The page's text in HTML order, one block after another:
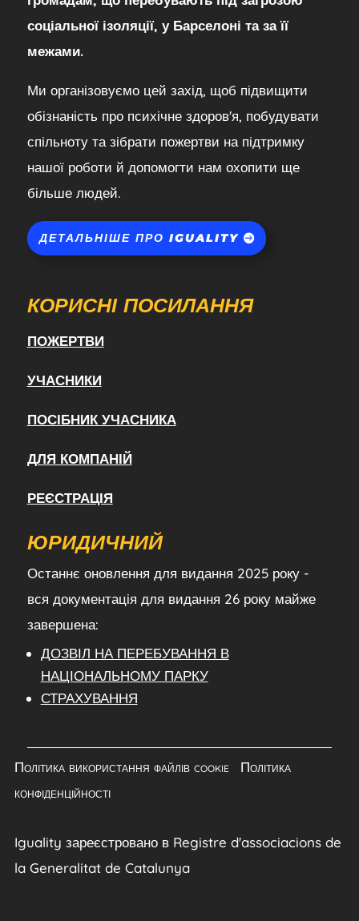
соціальної ізоляції, у Барселоні та за її
межами.
Ми організовуємо цей захід, щоб підвищити
обізнаність про психічне здоров'я, побудувати
спільноту та зібрати пожертви на підтримку
нашої роботи й допомогти нам охопити ще
більше людей.
ДЕТАЛЬНІШЕ ПРО IGUALITY
КОРИСНІ ПОСИЛАННЯ
ПОЖЕРТВИ
УЧАСНИКИ
ПОСІБНИК УЧАСНИКА
ДЛЯ КОМПАНІЙ
РЕЄСТРАЦІЯ
ЮРИДИЧНИЙ
Останнє оновлення для видання 2025 року -
вся документація для видання 26 року майже
завершена:
ДОЗВІЛ НА ПЕРЕБУВАННЯ В
НАЦІОНАЛЬНОМУ ПАРКУ
СТРАХУВАННЯ
Політика використання файлів cookie
Політика
конфіденційності
Iguality зареєстровано в Registre d'associacions de
la Generalitat de Catalunya